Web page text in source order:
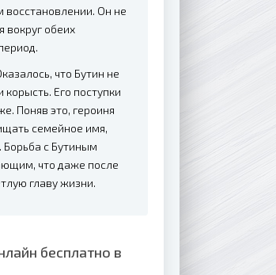
Он не
вокруг обеих
что Бутин не
Его поступки
Поняв это, героиня
семейное имя,
Борьба с Бутиным
что даже после
главу жизни.
бесплатно в